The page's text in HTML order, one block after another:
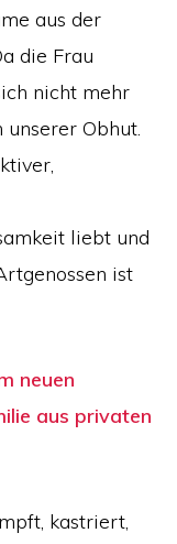
aus der
die Frau
nicht mehr
Obhut.
liebt und
ist
neuen
aus privaten
kastriert,